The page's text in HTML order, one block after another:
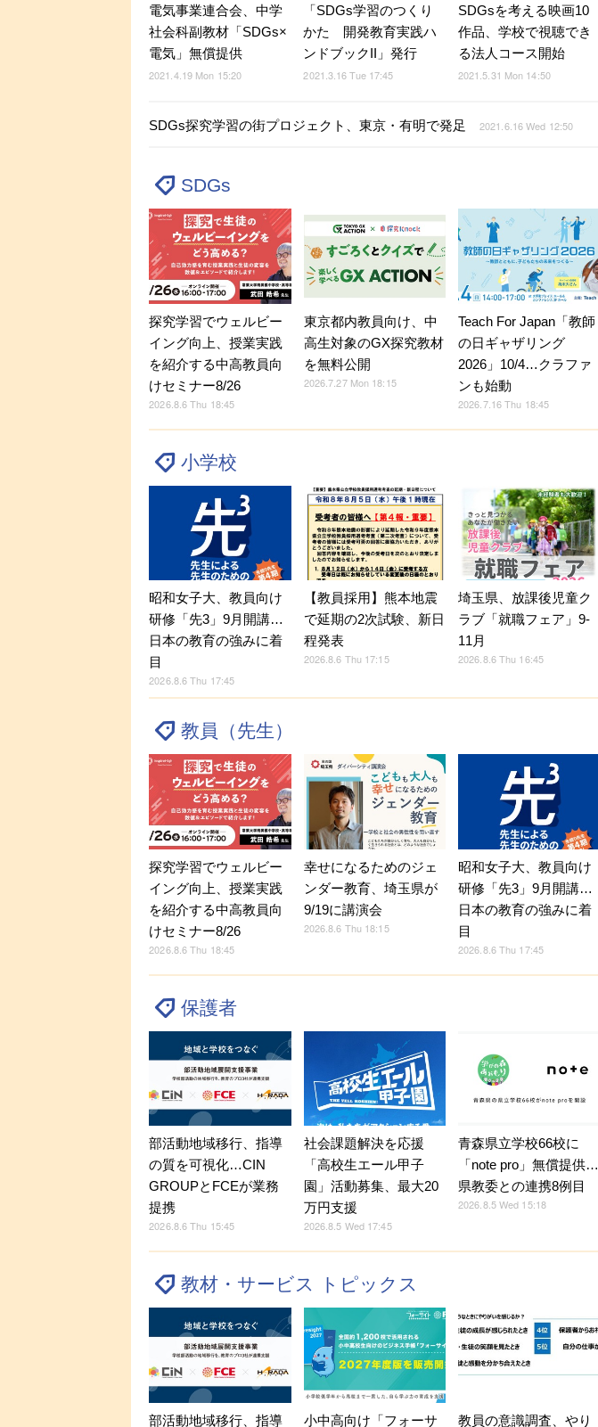
電気事業連合会、中学
社会科副教材「SDGs×
電気」無償提供
2021.4.19 Mon 15:20
「SDGs学習のつくり
かた 開発教育実践ハ
ンドブックII」発行
2021.3.16 Tue 17:45
SDGsを考える映画10
作品、学校で視聴でき
る法人コース開始
2021.5.31 Mon 14:50
SDGs探究学習の街プロジェクト、東京・有明で発足 2021.6.16 Wed 12:50
SDGs
探究学習でウェルビー
イング向上、授業実践
を紹介する中高教員向
けセミナー8/26
2026.8.6 Thu 18:45
東京都内教員向け、中
高生対象のGX探究教材
を無料公開
2026.7.27 Mon 18:15
Teach For Japan「教師
の日ギャザリング
2026」10/4…クラファ
ンも始動
2026.7.16 Thu 18:45
小学校
昭和女子大、教員向け
研修「先3」9月開講…
日本の教育の強みに着
目
2026.8.6 Thu 17:45
【教員採用】熊本地震
で延期の2次試験、新日
程発表
2026.8.6 Thu 17:15
埼玉県、放課後児童ク
ラブ「就職フェア」9-
11月
2026.8.6 Thu 16:45
教員（先生）
探究学習でウェルビー
イング向上、授業実践
を紹介する中高教員向
けセミナー8/26
2026.8.6 Thu 18:45
幸せになるためのジェ
ンダー教育、埼玉県が
9/19に講演会
2026.8.6 Thu 18:15
昭和女子大、教員向け
研修「先3」9月開講…
日本の教育の強みに着
目
2026.8.6 Thu 17:45
保護者
部活動地域移行、指導
の質を可視化…CIN
GROUPとFCEが業務
提携
2026.8.6 Thu 15:45
社会課題解決を応援
「高校生エール甲子
園」活動募集、最大20
万円支援
2026.8.5 Wed 17:45
青森県立学校66校に
「note pro」無償提供…
県教委との連携8例目
2026.8.5 Wed 15:18
教材・サービス トピックス
部活動地域移行、指導 小中高向け「フォーサ 教員の意識調査、やり